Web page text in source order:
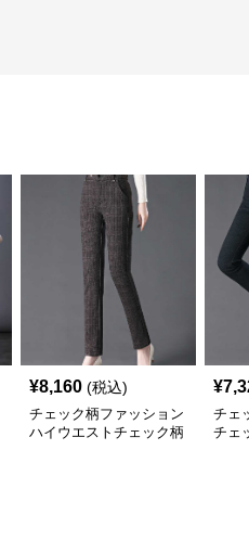
¥8,160 (税込)
チェック柄ファッション
ハイウエストチェック柄
¥
チェ
チェ